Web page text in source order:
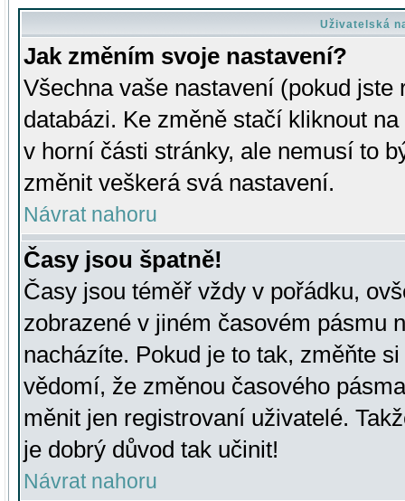
Uživatelská
Jak změním svoje nastavení?
Všechna vaše nastavení (pokud
databázi. Ke změně stačí kliknout
v horní části stránky, ale nemusí to
změnit veškerá svá nastavení.
Návrat nahoru
Časy jsou špatně!
Časy jsou téměř vždy v pořádku,
zobrazené v jiném časovém pásmu
nacházíte. Pokud je to tak, změňte
vědomí, že změnou časového
měnit jen registrovaní uživatelé.
je dobrý důvod tak učinit!
Návrat nahoru